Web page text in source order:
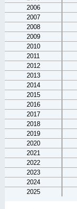
2006
2007
2008
2009
2010
2011
2012
2013
2014
2015
2016
2017
2018
2019
2020
2021
2022
2023
2024
2025